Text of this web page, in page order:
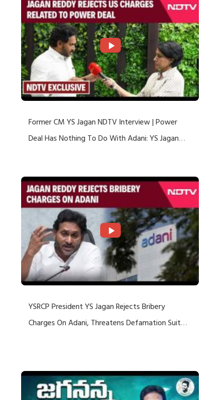
Former CM YS Jagan NDTV Interview | Power
Deal Has Nothing To Do With Adani: YS Jagan
YSRCP President YS Jagan Rejects Bribery
Charges On Adani, Threatens Defamation Suit